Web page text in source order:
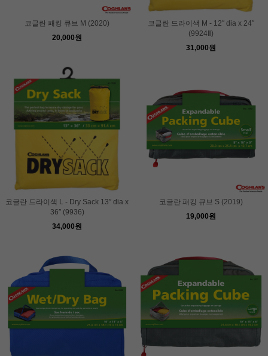
코글란 패킹 큐브 M (2020)
20,000원
코글란 드라이색 M - 12″ dia x 24″
(9924Ⅱ)
31,000원
코글란 드라이색 L - Dry Sack 13″ dia x
36″ (9936)
34,000원
코글란 패킹 큐브 S (2019)
19,000원